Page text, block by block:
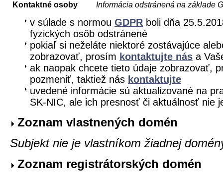
Kontaktné osoby
Informácia odstránená na základe
v súlade s normou GDPR boli dňa
fyzických osôb odstránené
pokiaľ si neželáte niektoré zostávajúce
zobrazovať, prosím kontaktujte nás a
ak naopak chcete tieto údaje zobrazovať,
pozmeniť, taktiež nás kontaktujte
uvedené informácie sú aktualizované na
SK-NIC, ale ich presnosť či aktuálnosť nie
Zoznam vlastnených domén
Subjekt nie je vlastníkom žiadnej
Zoznam registrátorských domén